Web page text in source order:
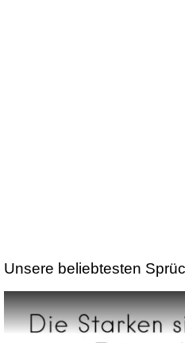
Unsere beliebtesten